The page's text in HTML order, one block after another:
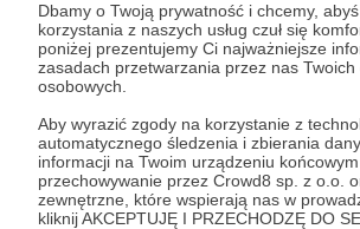
Dbamy o Twoją prywatność i chcemy,
korzystania z naszych usług czuł się
poniżej prezentujemy Ci najważniejsze
zasadach przetwarzania przez nas Twoich
osobowych.
Aby wyrazić zgody na korzystanie z
automatycznego śledzenia i zbierania
informacji na Twoim urządzeniu
przechowywanie przez Crowd8 sp. z o.o.
zewnętrzne, które wspierają nas w
kliknij AKCEPTUJĘ I PRZECHODZĘ DO
Dołącz do grona
Wesprzyj działalność AutoraII
Kolorzejuż teraz!